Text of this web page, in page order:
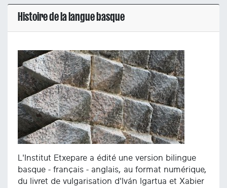
Histoire de la langue basque
L'Institut Etxepare a édité une version bilingue
basque - français - anglais, au format numérique,
du livret de vulgarisation d'Iván Igartua et Xabier